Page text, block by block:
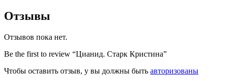
Отзывы
Отзывов пока нет.
Be the first to review “Цианид. Старк Кристина”
Чтобы оставить отзыв, у вы должны быть авторизованы